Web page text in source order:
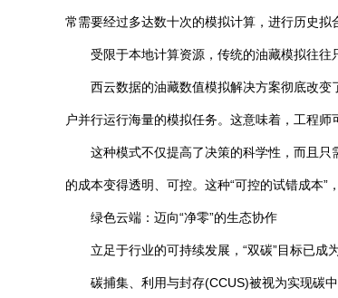
常需要经过多达数十次的模拟计算，进行历史拟
受限于本地计算资源，传统的油藏模拟往往
西云数据的油藏数值模拟解决方案彻底改
户并行运行海量的模拟任务。这意味着，工程
这种模式不仅提高了决策的科学性，而且
的成本变得透明、可控。这种“可控的试错成本”
绿色云端：迈向“净零”的生态协作
立足于行业的可持续发展，“双碳”目标已
碳捕集、利用与封存(CCUS)被视为实现碳